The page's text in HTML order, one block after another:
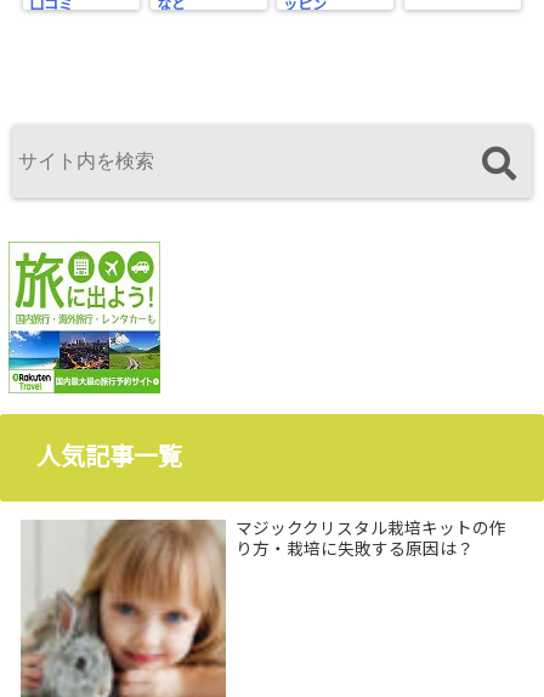
口コミ など ッピン
人気記事一覧
マジッククリスタル栽培キットの作
り方・栽培に失敗する原因は？